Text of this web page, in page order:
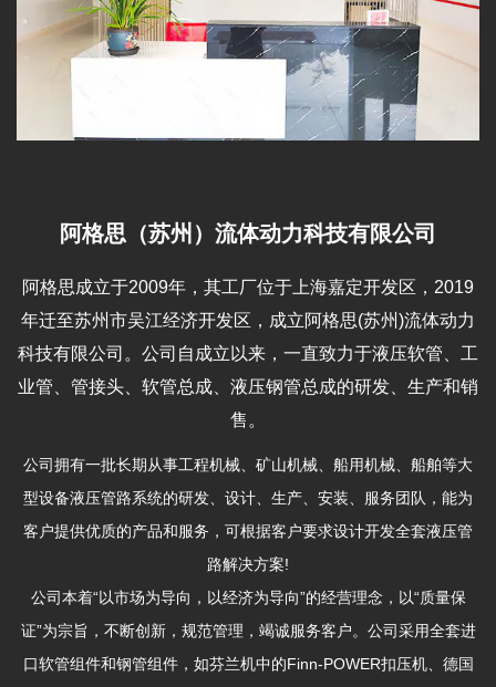
阿格思（苏州）流体动力科技有限公司
阿格思成立于2009年，其工厂位于上海嘉定开发区，2019
年迁至苏州市吴江经济开发区，成立阿格思(苏州)流体动力
科技有限公司。公司自成立以来，一直致力于液压软管、工
业管、管接头、软管总成、液压钢管总成的研发、生产和销
售。
公司拥有一批长期从事工程机械、矿山机械、船用机械、船舶等大
型设备液压管路系统的研发、设计、生产、安装、服务团队，能为
客户提供优质的产品和服务，可根据客户要求设计开发全套液压管
路解决方案!
公司本着“以市场为导向，以经济为导向”的经营理念，以“质量保
证”为宗旨，不断创新，规范管理，竭诚服务客户。公司采用全套进
口软管组件和钢管组件，如芬兰机中的Finn-POWER扣压机、德国